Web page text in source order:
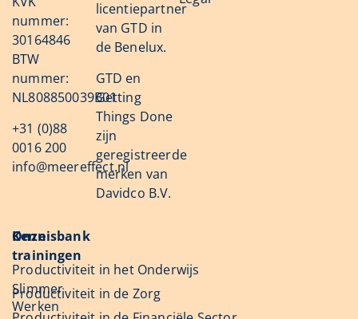
nummer:
30164846
BTW
nummer:
NL808850039B01
+31 (0)88
0016 200
info@meereffect.nl
licentiepartner
van GTD in
de Benelux.
GTD en
Getting
Things Done
zijn
geregistreerde
merken van
Davidco B.V.
Onze
trainingen
Slimmer
Werken
Kennisbank
Productiviteit in het Onderwijs
Productiviteit in de Zorg